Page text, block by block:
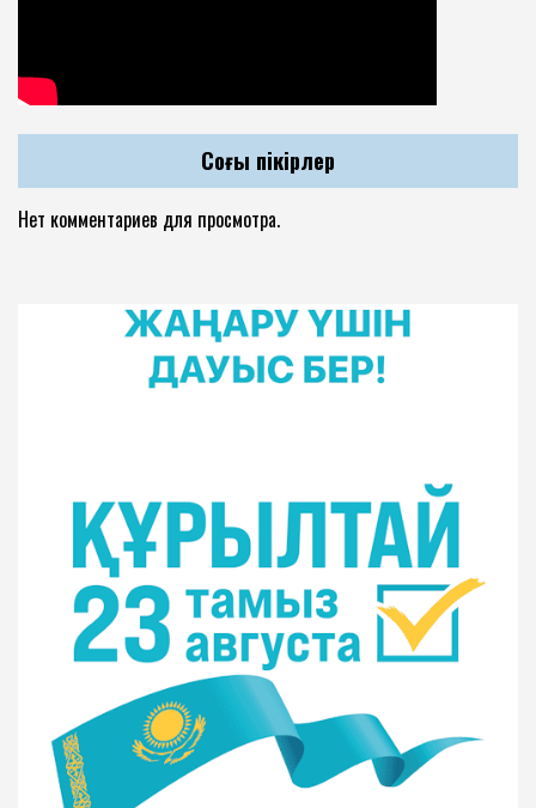
Соңғы пікірлер
Нет комментариев для просмотра.